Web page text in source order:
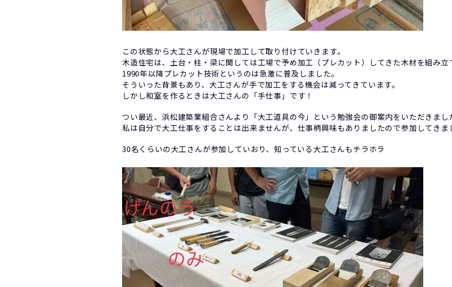
この状態から大工さんが現場で加工して取り付けていきます。
木造住宅は、土台・柱・梁に関しては工場で予め加工（プレカット）してきた木材を組み立
1990年以降プレカット技術というのは急激に普及しました。
そういった背景もあり、大工さんが手で加工をする機会は減ってきています。
しかし和室を作るときは大工さんの「手仕事」です！
つい最近、浜松建築業組合さんより「大工道具の今」という勉強会の御案内をいただきまし
私は自分で大工仕事をすることは出来ませんが、仕事柄興味もありましたので参加してきま
30名くらいの大工さんが参加していおり、知っている大工さんもチラホラ